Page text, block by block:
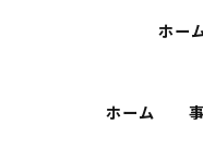
ホーム
ホー